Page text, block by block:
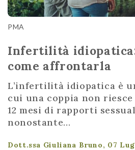
PMA
Infertilità idiopatica:
come affrontarla
L’infertilità idiopatica è
cui una coppia non
12 mesi di rapporti
nonostante...
Dott.ssa Giuliana Bruno, 07